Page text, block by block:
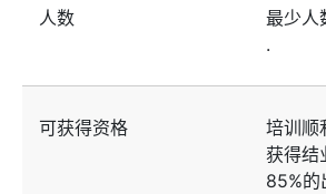
人数 最少人
.
可获得资格
培训顺
获得结
85%的